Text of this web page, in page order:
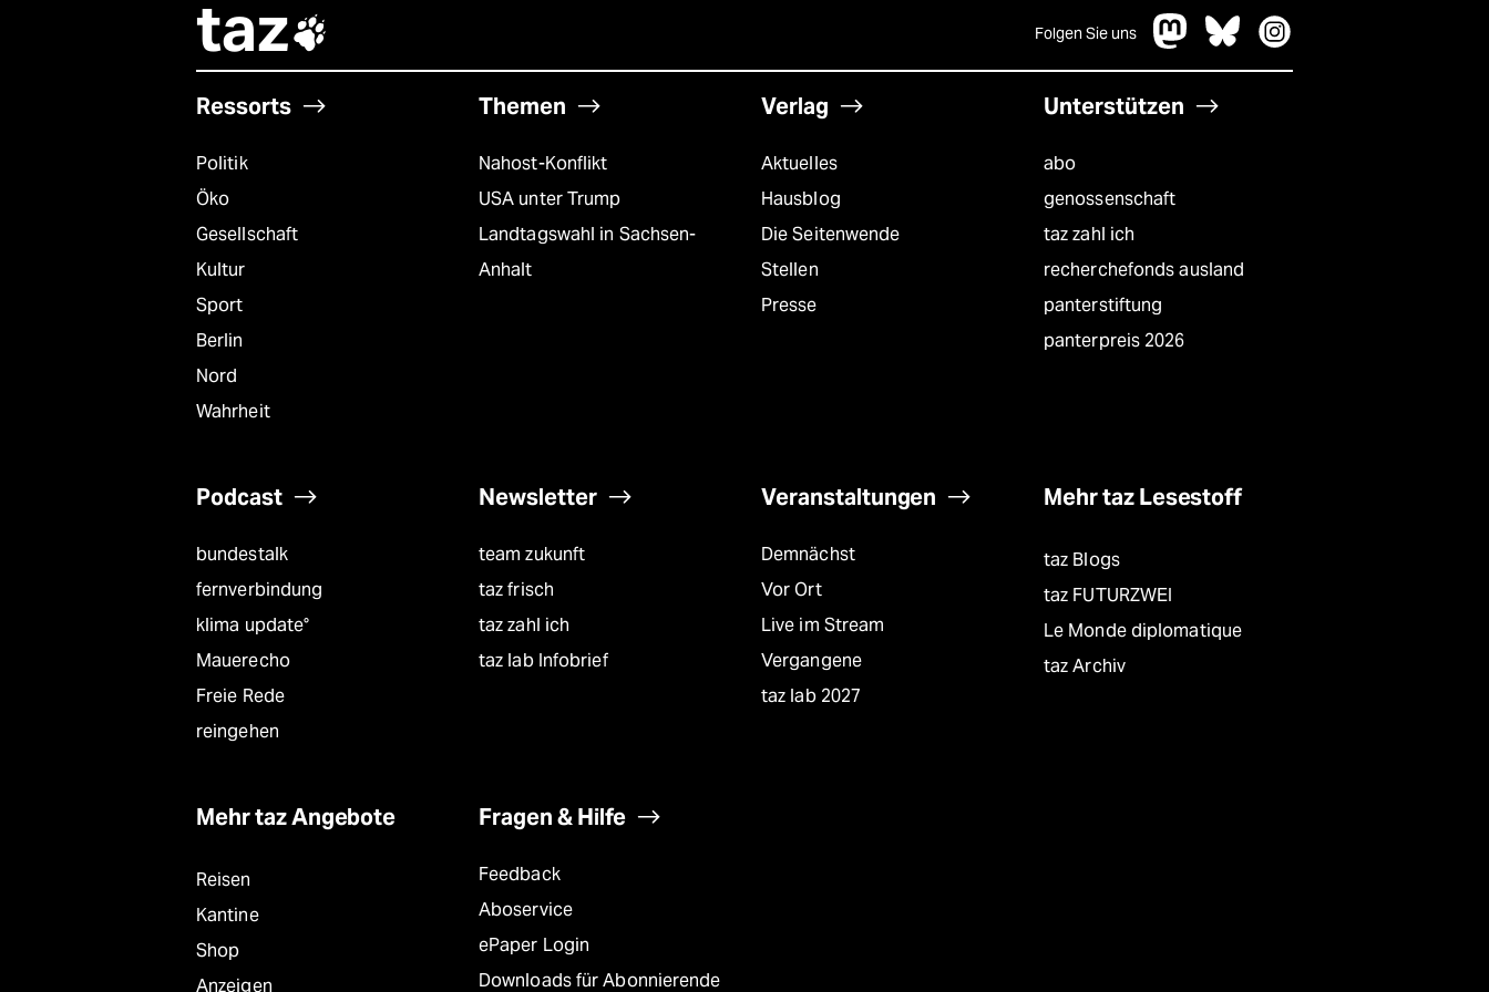
taz Folgen Sie uns
Ressorts
Politik
Öko
Gesellschaft
Kultur
Sport
Berlin
Nord
Wahrheit
Themen
Nahost-Konflikt
USA unter Trump
Landtagswahl in Sachsen-
Anhalt
Verlag
Aktuelles
Hausblog
Die Seitenwende
Stellen
Presse
Unterstützen
abo
genossenschaft
taz zahl ich
recherchefonds ausland
panterstiftung
panterpreis 2026
Podcast
bundestalk
fernverbindung
klima update°
Mauerecho
Freie Rede
reingehen
Newsletter
team zukunft
taz frisch
taz zahl ich
taz lab Infobrief
Veranstaltungen
Demnächst
Vor Ort
Live im Stream
Vergangene
taz lab 2027
Mehr taz Lesestoff
taz Blogs
taz FUTURZWEI
Le Monde diplomatique
taz Archiv
Mehr taz Angebote
Reisen
Kantine
Shop
Anzeigen
Fragen & Hilfe
Feedback
Aboservice
ePaper Login
Downloads für Abonnierende